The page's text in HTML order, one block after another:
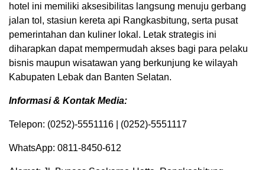
hotel ini memiliki aksesibilitas langsung menuju gerbang
jalan tol, stasiun kereta api Rangkasbitung, serta pusat
pemerintahan dan kuliner lokal. Letak strategis ini
diharapkan dapat mempermudah akses bagi para pelaku
bisnis maupun wisatawan yang berkunjung ke wilayah
Kabupaten Lebak dan Banten Selatan.
Informasi & Kontak Media:
​Telepon: (0252)-5551116 | (0252)-5551117
​WhatsApp: 0811-8450-612